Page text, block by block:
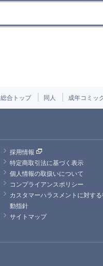
総合トップ 同人 成年コミッ
採用情報
特定商取引法に基づく表示
個人情報の取扱いについて
コンプライアンスポリシー
カスタマーハラスメントに対す
動指針
サイトマップ